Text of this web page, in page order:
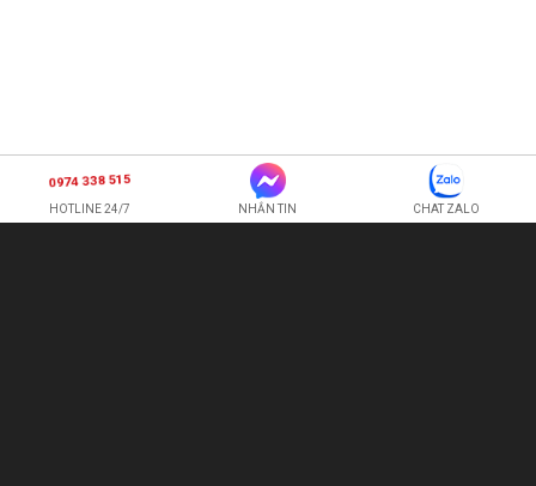
0974 338 515
HOTLINE 24/7 NHẮN TIN CHAT ZALO